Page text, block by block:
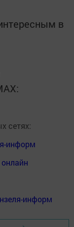
в
сетях:
информ
информ